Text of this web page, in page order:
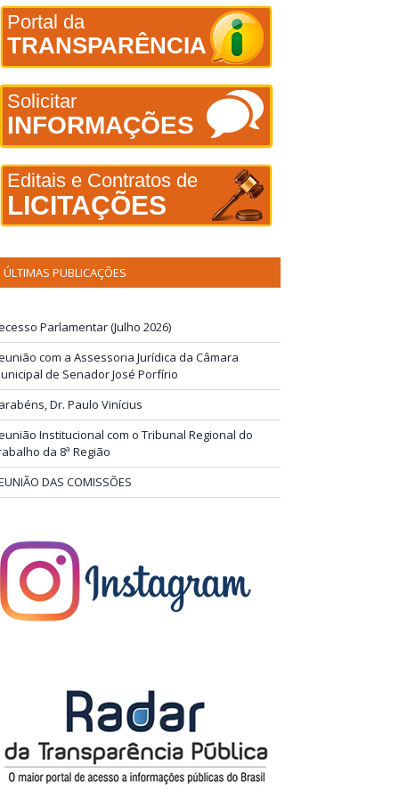
Portal da
TRANSPARÊNCIA
Solicitar
INFORMAÇÕES
Editais e Contratos de
LICITAÇÕES
ÚLTIMAS PUBLICAÇÕES
Parlamentar (Julho 2026)
com a Assessoria Jurídica da Câmara
de Senador José Porfírio
Dr. Paulo Vinícius
Institucional com o Tribunal Regional do
da 8ª Região
DAS COMISSÕES